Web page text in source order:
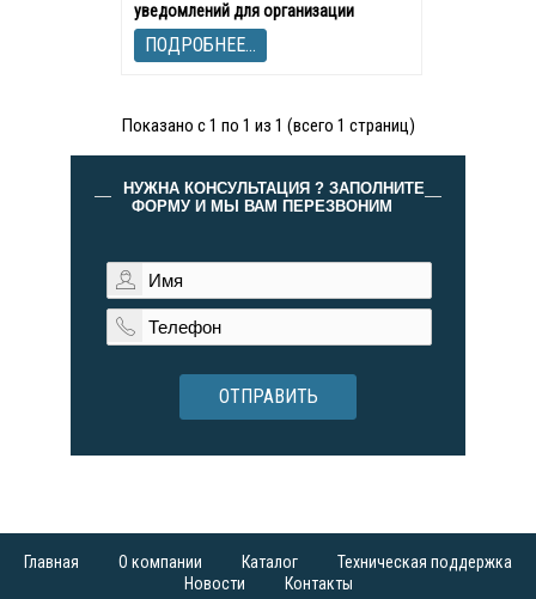
уведомлений для организации
пропуска в школы, детские сады «Ваш
ребенок»
Показано с 1 по 1 из 1 (всего 1 страниц)
НУЖНА КОНСУЛЬТАЦИЯ ? ЗАПОЛНИТЕ
ФОРМУ И МЫ ВАМ ПЕРЕЗВОНИМ
ОТПРАВИТЬ
Главная О компании Каталог
Техническая поддержка
Новости
Контакты